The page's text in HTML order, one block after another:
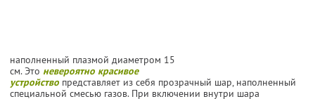
наполненный плазмой диаметром 15
см. Это невероятно красивое
устройство представляет из себя прозрачный шар, наполненный
специальной смесью газов. При включении внутри шара